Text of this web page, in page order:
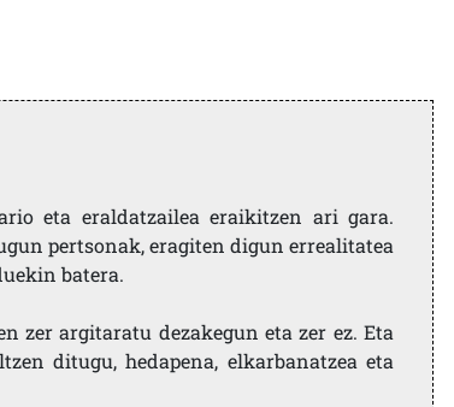
eta eraldatzailea eraikitzen ari gara.
pertsonak, eragiten digun errealitatea
batera.
zer argitaratu dezakegun eta zer ez. Eta
ditugu, hedapena, elkarbanatzea eta